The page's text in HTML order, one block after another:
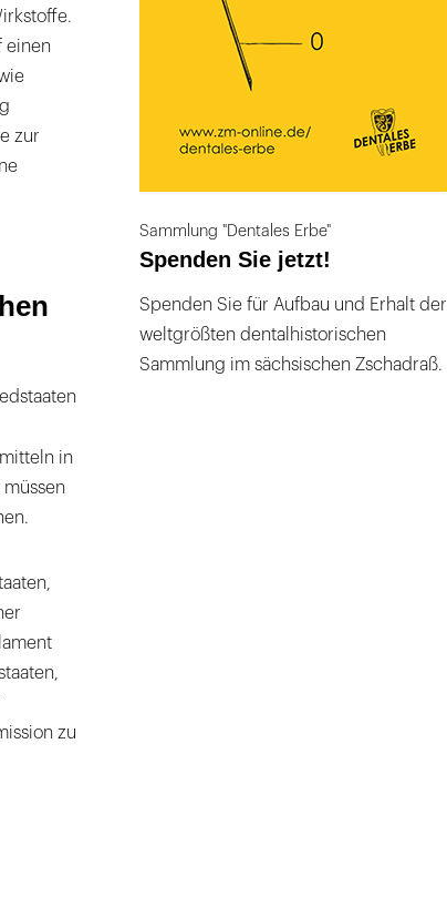
einen
zur
in
zu
Sammlung "Dentales Erbe"
Spenden Sie jetzt!
Spenden Sie für Aufbau und Erhalt der
weltgrößten dentalhistorischen
Sammlung im sächsischen Zschadraß.